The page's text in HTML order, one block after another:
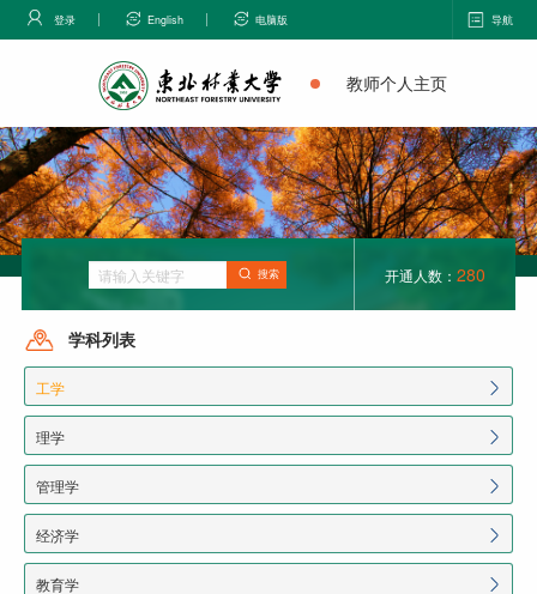
登录 English 电脑版 导航
教师个人主页
搜索 开通人数： 280
学科列表
工学
理学
管理学
经济学
教育学